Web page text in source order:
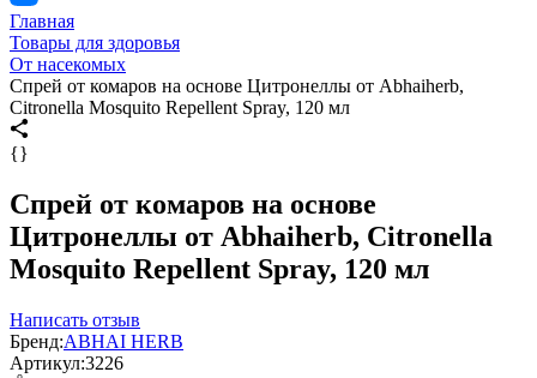
Главная
Товары для здоровья
От насекомых
Спрей от комаров на основе Цитронеллы от Abhaiherb,
Citronella Mosquito Repellent Spray, 120 мл
{}
Спрей от комаров на основе
Цитронеллы от Abhaiherb, Citronella
Mosquito Repellent Spray, 120 мл
Написать отзыв
Бренд:ABHAI HERB
Артикул:3226